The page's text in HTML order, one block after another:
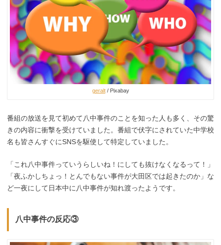
geralt/ Pixabay
番組の放送を見て初めて八中事件のことを知った人も多く、その驚
きの内容に衝撃を受けていました。番組で伏字にされていた中学校
名も皆さんすぐにSNSを駆使して特定していました。
「これ八中事件っていうらしいね！にしても抜けなくなるって！」
「夜ふかしちょっ！とんでもない事件が大田区では起きたのか」な
ど一夜にして日本中に八中事件が知れ渡ったようです。
八中事件の反応③